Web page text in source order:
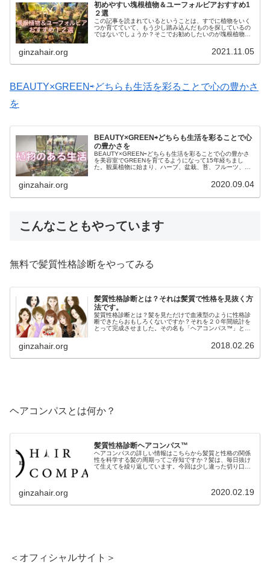
初めやすい塊根植物＆ユーフォルビアおすすめ1
２選
この記事を読まれているということは、すでに植物をいく
つか育てていて、もう少し踏み込んだものを探しているの
ではないでしょうか？そこでお勧めしたいのが塊根植物で
ginzahair.org 2021.11.05
BEAUTY×GREEN⇨どちらも生活を彩ることで心の豊かさ
を
BEAUTY×GREEN⇨どちらも生活を彩ることで心
の豊かさを
BEAUTY×GREEN⇨どちらも生活を彩ることで心の豊かさ
を美容室でGREENを育てるようになって15年経ちまし
た。観葉植物に始まり、ハーブ、盆栽、苔、フルーツ、多
ginzahair.org 2020.09.04
こんなこともやっています
無料で髪質性格診断をやってみる
髪質性格診断とは？それは髪質で性格を見抜く方
法です。
髪質性格診断とは？髪を見ただけで血液型のように性格診
断できたらおもしろくないですか？それを２０年間統計を
とって完成させました。その名も「ヘアコンパス™️」と名
ginzahair.org 2018.02.26
ヘアコンパスとは何か？
髪質性格診断ヘアコンパス™︎
ヘアコンパスの詳しい情報はこちらから髪質と性格の関係
性を科学する髪の周期ってご存知ですか？髪は、毎日抜け
て生えてを繰り返しています。今回は少し違った切り口で
ginzahair.org 2020.02.19
＜オフィシャルサイト＞